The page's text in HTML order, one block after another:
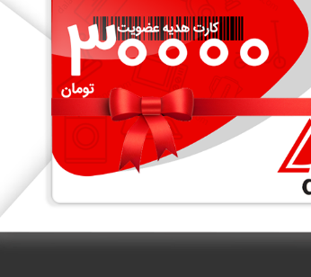
نمایش بیشتر
امتیاز کاربران
مصرف انرژی 0/5
0/5 کاربری0/5